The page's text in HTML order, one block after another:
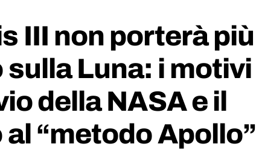
III non porterà più
sulla Luna: i motivi
della NASA e il
“metodo Apollo”